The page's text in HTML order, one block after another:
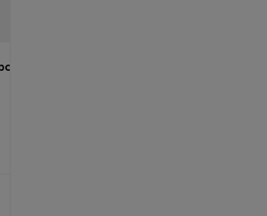
Ayakkabı